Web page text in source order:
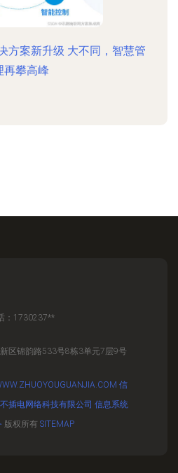
方案新升级 大不同，智慧管
再攀高峰
：1730237**
区锦韵路533号8栋3单元7层9号
信
插电网络科技有限公司 信息系统
版权所有 SITEMAP